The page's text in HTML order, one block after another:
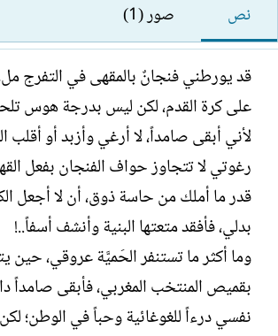
ت
ب
ا
ل
ك
ا
ت
ب
نص صور (1)
قد يورطني فنجانٌ بالمقهى في التفرج
على كرة القدم، لكن ليس بدرجة هوس
لأني أبقى صامداً، لا أرغي وأزبد أو أقلب
رغوتي لا تتجاوز حواف الفنجان بفعل
قدر ما أملك من حاسة ذوق، أن لا أجعل
بدلي، فأفقد متعتها البنية وأنشف أسفاً..!
وما أكثر ما تستنفر الحَميَّة عروقي، حين
بقميص المنتخب المغربي، فأبقى صامداً
نفسي درءاً للغوغائية وحباً في الوطن؛